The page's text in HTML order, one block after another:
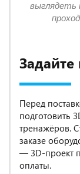
Перед
подготовить
тренажёров.
заказе
— 3D-проект
оплаты.
выглядеть